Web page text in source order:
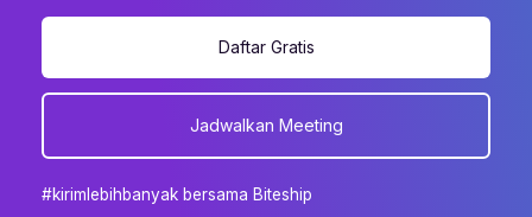
Daftar Gratis
Jadwalkan Meeting
#kirimlebihbanyak bersama Biteship